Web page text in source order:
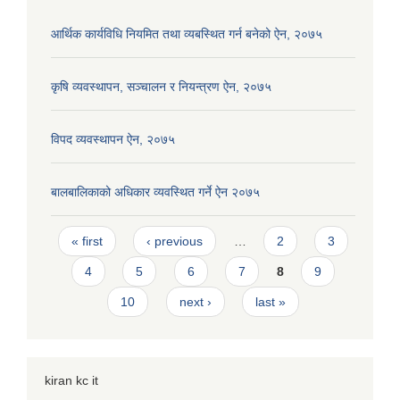
आर्थिक कार्यविधि नियमित तथा व्यबस्थित गर्न बनेको ऐन, २०७५
कृषि व्यवस्थापन, सञ्चालन र नियन्त्रण ऐन, २०७५
विपद व्यवस्थापन ऐन, २०७५
बालबालिकाको अधिकार व्यवस्थित गर्ने ऐन २०७५
Pages
« first ‹ previous 2 3
4 5 6 7 8 9
10 next › last »
kiran kc it